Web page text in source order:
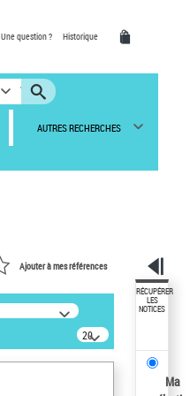
Une question ? Historique
AUTRES RECHERCHES
Ajouter à mes références
20
résultats/page
RÉCUPÉRER
LES
NOTICES
Ma